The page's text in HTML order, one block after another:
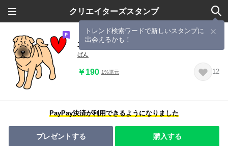
クリエイターズスタンプ
トレンド検索ワードで新しいスタンプに
出会えるかも！
犬種別シャーペイ(英語Ver)
ばん
￥190 1%還元 12
PayPay決済が利用できるようになりました
プレゼントする 購入する